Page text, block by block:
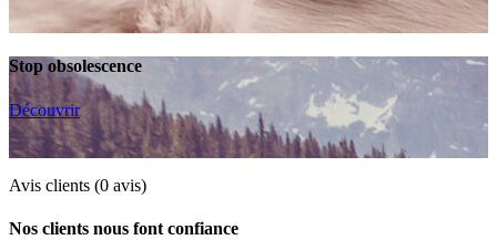
Stop obsolescence
Découvrir
Avis clients (0 avis)
Nos clients nous font confiance